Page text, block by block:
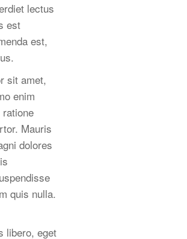
lectus
est
est,
sit amet,
enim
Mauris
dolores
quis nulla.
libero, eget